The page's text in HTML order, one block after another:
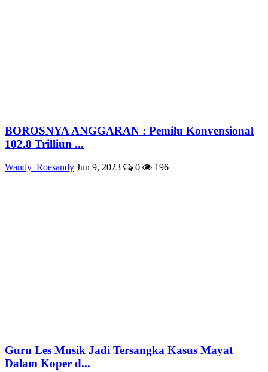
BOROSNYA ANGGARAN : Pemilu Konvensional
102.8 Trilliun ...
Wandy_Roesandy Jun 9, 2023 0 196
Guru Les Musik Jadi Tersangka Kasus Mayat
Dalam Koper d...